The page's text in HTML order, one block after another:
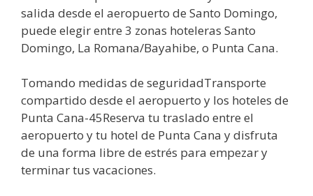
salida desde el aeropuerto de Santo Domingo,
puede elegir entre 3 zonas hoteleras Santo
Domingo, La Romana/Bayahibe, o Punta Cana.
Tomando medidas de seguridadTransporte
compartido desde el aeropuerto y los hoteles de
Punta Cana-45Reserva tu traslado entre el
aeropuerto y tu hotel de Punta Cana y disfruta
de una forma libre de estrés para empezar y
terminar tus vacaciones.